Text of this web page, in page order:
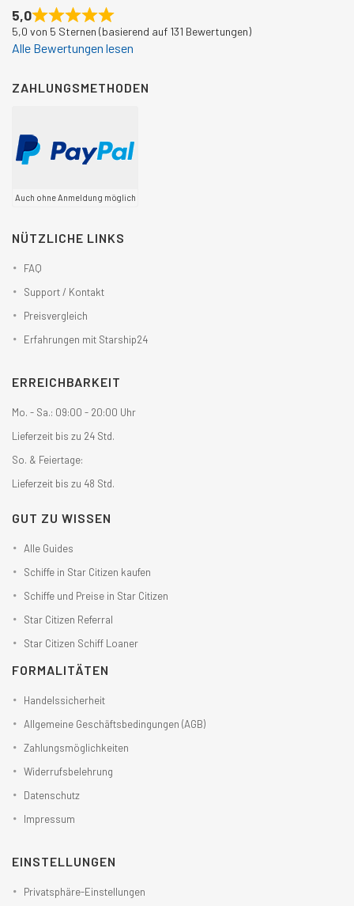
5,0
5,0 von 5 Sternen (basierend auf 131 Bewertungen)
Alle Bewertungen lesen
ZAHLUNGSMETHODEN
Auch ohne Anmeldung möglich
NÜTZLICHE LINKS
FAQ
Support / Kontakt
Preisvergleich
Erfahrungen mit Starship24
ERREICHBARKEIT
Mo. - Sa.: 09:00 - 20:00 Uhr
Lieferzeit bis zu 24 Std.
So. & Feiertage:
Lieferzeit bis zu 48 Std.
GUT ZU WISSEN
Alle Guides
Schiffe in Star Citizen kaufen
Schiffe und Preise in Star Citizen
Star Citizen Referral
Star Citizen Schiff Loaner
FORMALITÄTEN
Handelssicherheit
Allgemeine Geschäftsbedingungen (AGB)
Zahlungsmöglichkeiten
Widerrufsbelehrung
Datenschutz
Impressum
EINSTELLUNGEN
Privatsphäre-Einstellungen